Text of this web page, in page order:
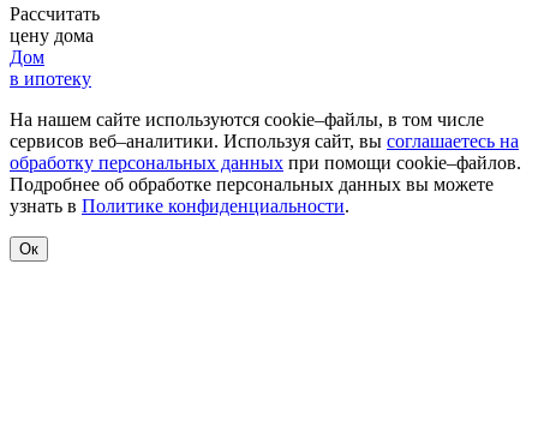
Рассчитать
цену дома
Дом
в ипотеку
На нашем сайте используются cookie–файлы, в том числе
сервисов веб–аналитики. Используя сайт, вы соглашаетесь на
обработку персональных данных при помощи cookie–файлов.
Подробнее об обработке персональных данных вы можете
узнать в Политике конфиденциальности.
Ок